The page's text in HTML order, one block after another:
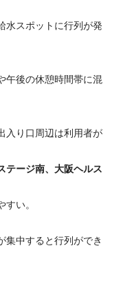
水スポットに行列が発
午後の休憩時間帯に混
入り口周辺は利用者が
テージ南、大阪ヘルス
い。
集中すると行列ができ